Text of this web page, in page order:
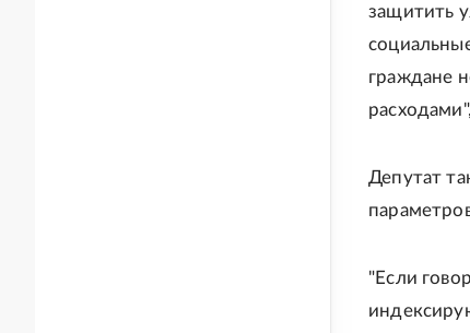
защитить
граждане
Депутат
"Если